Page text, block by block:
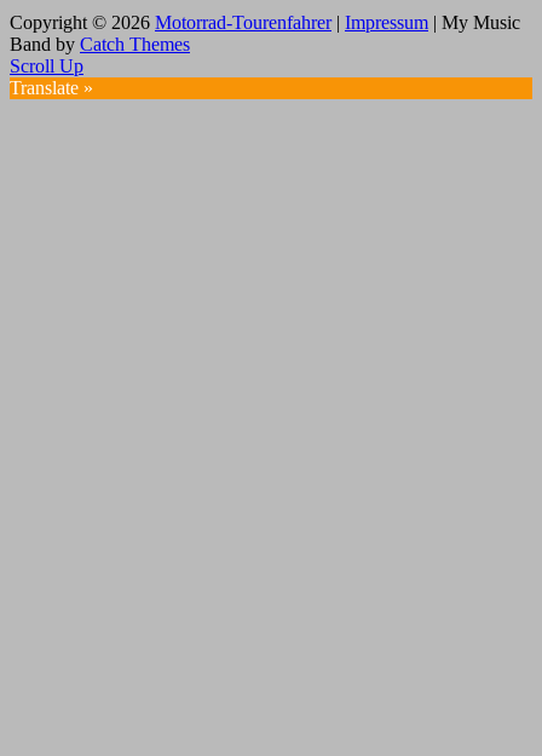
Copyright © 2026 Motorrad-Tourenfahrer| Impressum
My Music
Band by Catch Themes
Scroll Up
Translate »